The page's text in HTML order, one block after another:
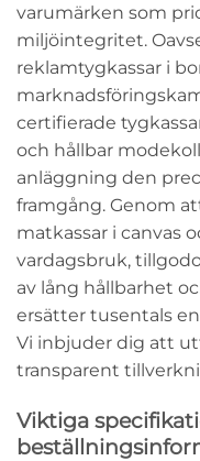
varumärken som
miljöintegritet.
reklamtygkassar i
certifierade
och hållbar
anläggning den
framgång. Genom
matkassar i canvas
vardagsbruk,
av lång hållbarhet
ersätter tusentals
Vi inbjuder dig att
transparent
Viktiga